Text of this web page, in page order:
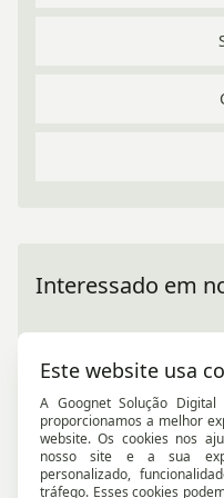
Este website usa
A Goognet Solução
proporcionamos a melhor
website. Os cookies nos
nosso site e a sua
personalizado,
tráfego. Esses cookies
a pena para sua
Gestão de Facebook
André
Diadema
Gestão de Instagram
Paulo
Google Ads para
Interessado em
Solicite um orçamento e
seu negócio com
Entre